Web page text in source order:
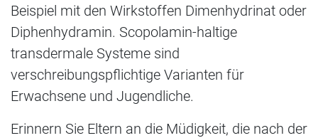
Beispiel mit den Wirkstoffen Dimenhydrinat oder
Diphenhydramin. Scopolamin-haltige
transdermale Systeme sind
verschreibungspflichtige Varianten für
Erwachsene und Jugendliche.
Erinnern Sie Eltern an die Müdigkeit, die nach der